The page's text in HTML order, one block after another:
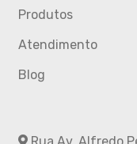
Produtos
Atendimento
Blog